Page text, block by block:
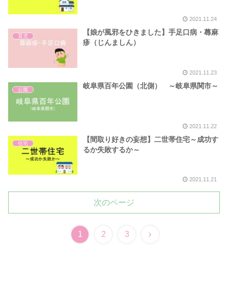
2021.11.24
育児
【娘が風邪をひきました】手足口病・蕁麻
疹（じんましん）
2021.11.23
公園 岐阜県百年公園（北側） ～岐阜県関市～
2021.11.22
住宅
【間取り好きの妄想】二世帯住宅～成功す
るか失敗するか～
2021.11.21
次のページ
1 2 3